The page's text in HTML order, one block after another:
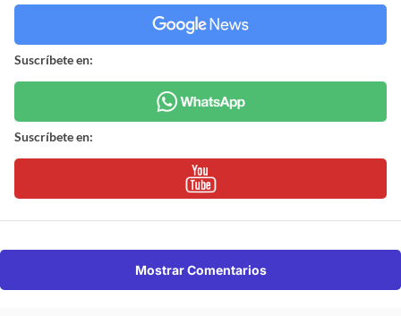
Suscríbete en:
Suscríbete en:
Mostrar Comentarios